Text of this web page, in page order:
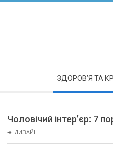
ЗДОРОВ’Я ТА
Чоловічий інтер’єр: 7
🡲 ДИЗАЙН